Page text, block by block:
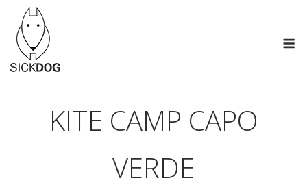
content
KITE CAMP CAPO
VERDE